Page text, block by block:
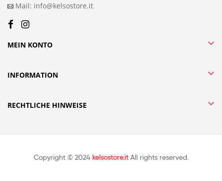
Mail: info@kelsostore.it
MEIN KONTO 
INFORMATION 
RECHTLICHE HINWEISE 
Copyright © 2024 kelsostore.itAll rights reserved.